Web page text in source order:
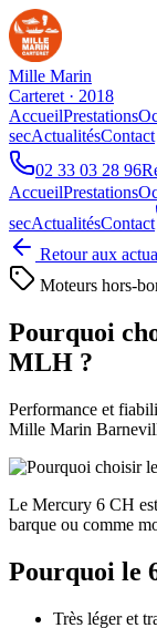
Mille Marin
Carteret · 2018
AccueilPrestations
secActualitésContact
02 33 03 28 96
AccueilPrestations
secActualitésContact
Retour aux
Moteurs hors-
Pourquoi
MLH ?
Performance et
Mille Marin
Le Mercury 6 CH
barque ou comme
Pourquoi le
Très léger et